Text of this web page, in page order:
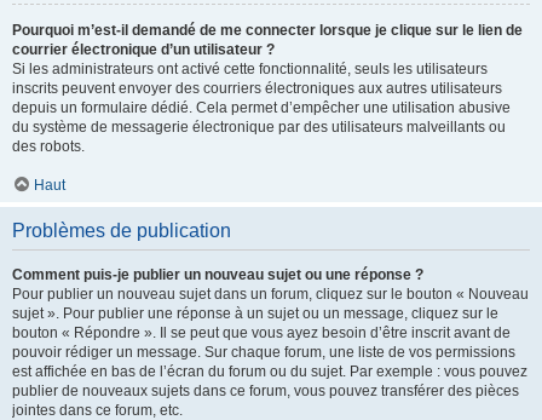
Pourquoi m’est-il demandé de me connecter lorsque je clique sur le lien de
courrier électronique d’un utilisateur ?
Si les administrateurs ont activé cette fonctionnalité, seuls les utilisateurs
inscrits peuvent envoyer des courriers électroniques aux autres utilisateurs
depuis un formulaire dédié. Cela permet d’empêcher une utilisation abusive
du système de messagerie électronique par des utilisateurs malveillants ou
des robots.
Haut
Problèmes de publication
Comment puis-je publier un nouveau sujet ou une réponse ?
Pour publier un nouveau sujet dans un forum, cliquez sur le bouton « Nouveau
sujet ». Pour publier une réponse à un sujet ou un message, cliquez sur le
bouton « Répondre ». Il se peut que vous ayez besoin d’être inscrit avant de
pouvoir rédiger un message. Sur chaque forum, une liste de vos permissions
est affichée en bas de l’écran du forum ou du sujet. Par exemple : vous pouvez
publier de nouveaux sujets dans ce forum, vous pouvez transférer des pièces
jointes dans ce forum, etc.